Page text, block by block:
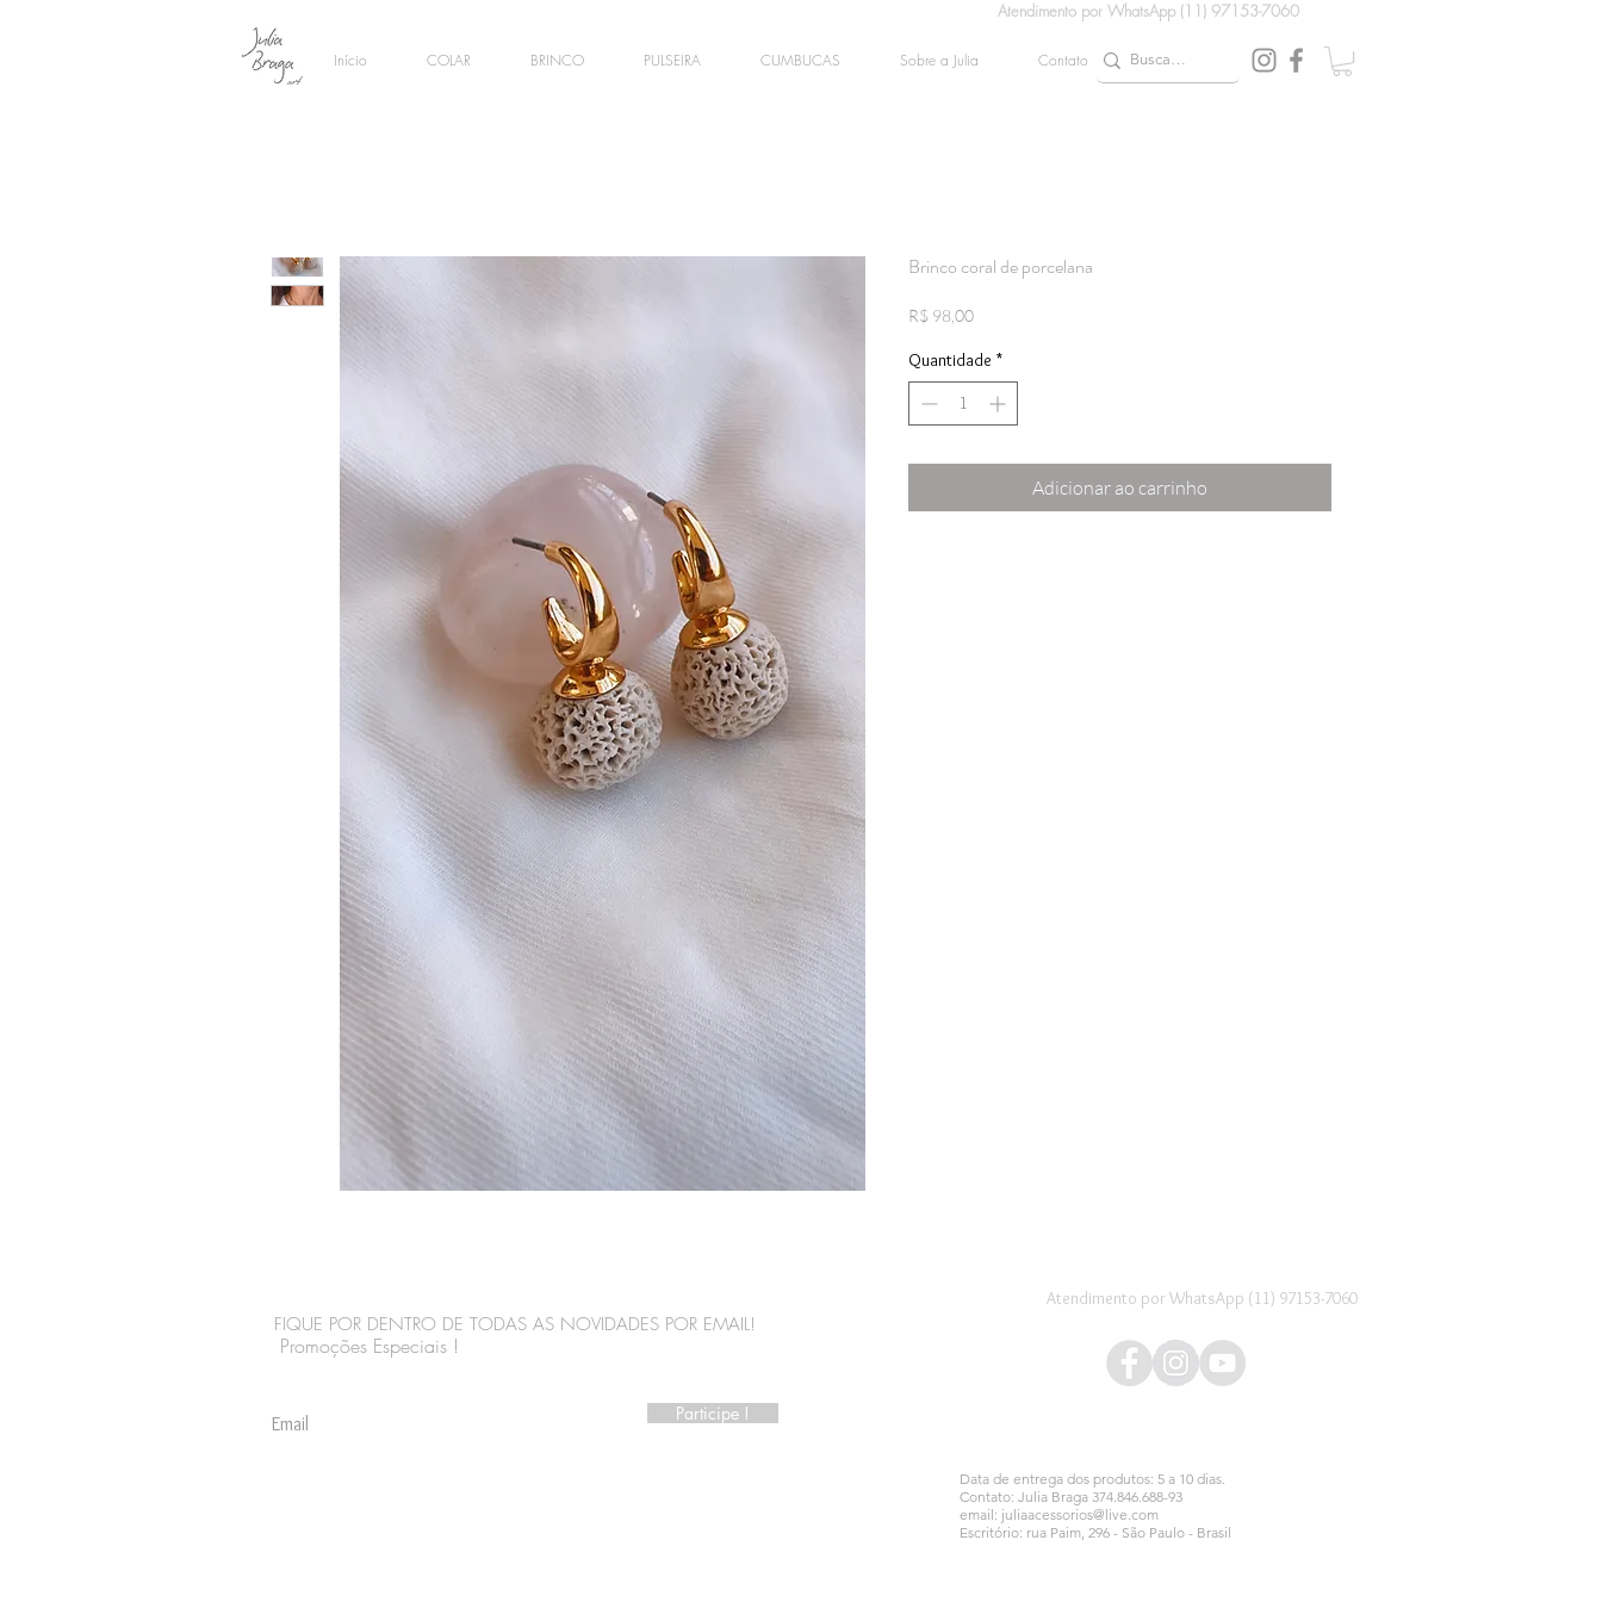
Início COLAR BRINCO PULSEIRA CUMBUCAS Sobre a Julia Contato More
Atendimento por WhatsApp (11) 97153-7060
Brinco coral de porcelana
R$ 98,00Preço
Quantidade *
Adicionar ao carrinho
FIQUE POR DENTRO DE TODAS AS NOVIDADES POR EMAIL!
Promoções Especiais !
Participe !
Atendimento por WhatsApp (11) 97153-7060
Data de entrega dos produtos: 5 a 10 dias.
Contato: Julia Braga 374.846.688-93
email: juliaacessorios@live.com
Escritório: rua Paim, 296 - São Paulo - Brasil